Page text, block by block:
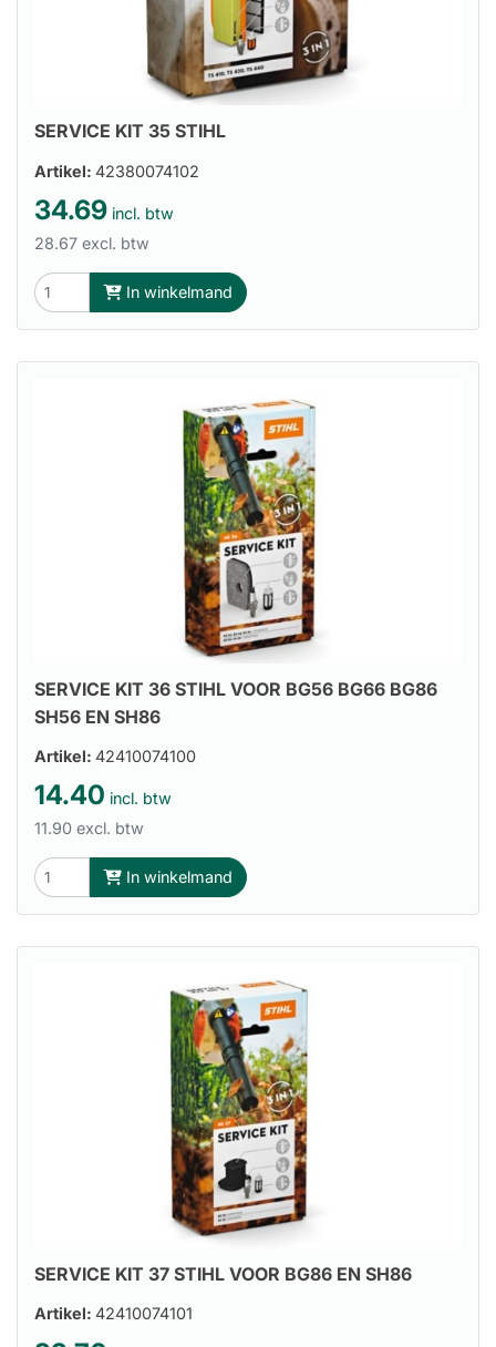
SERVICE KIT 35 STIHL
Artikel: 42380074102
34.69 incl. btw
28.67 excl. btw
In winkelmand
SERVICE KIT 36 STIHL VOOR BG56 BG66 BG86
SH56 EN SH86
Artikel: 42410074100
14.40 incl. btw
11.90 excl. btw
In winkelmand
SERVICE KIT 37 STIHL VOOR BG86 EN SH86
Artikel: 42410074101